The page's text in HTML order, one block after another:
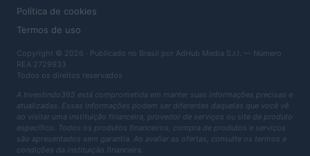
Política de cookies
Termos de uso
Copyright © 2026 · Publicado no Brasil por AdHub Media S.r.l. — Número
REA 2729933
Todos os direitos reservados
A Investindo365 está comprometida em manter suas informações precisas e
atualizadas. Essas informações podem ser diferentes daquelas que você vê
ao visitar uma instituição financeira, provedor de serviços ou site de produto
específico. Todos os produtos financeiros, compra de produtos e serviços
são apresentados sem garantia. Ao avaliar as ofertas, consulte os termos e
condições da instituição financeira.